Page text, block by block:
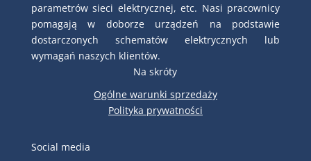
parametrów sieci elektrycznej, etc. Nasi pracownicy
pomagają w doborze urządzeń na podstawie
dostarczonych schematów elektrycznych lub
wymagań naszych klientów.
Na skróty
Ogólne warunki sprzedaży
Polityka prywatności
Social media